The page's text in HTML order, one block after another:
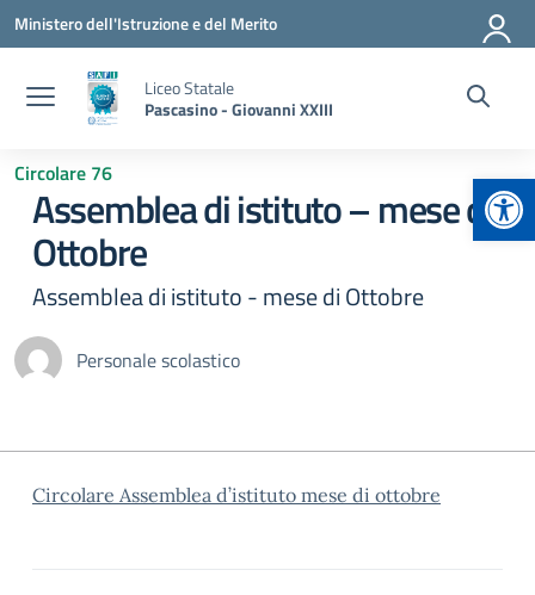
Vai ai contenuti
Vai al menu di navigazione
Vai al footer
Ministero dell'Istruzione e del Merito
Liceo Statale
Pascasino - Giovanni XXIII
Circolare 76
Assemblea di istituto – mese di
Ottobre
Assemblea di istituto - mese di Ottobre
Personale scolastico
Circolare Assemblea d’istituto mese di ottobre